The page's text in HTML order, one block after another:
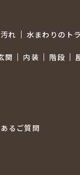
れ
水まわりのト
関 内装 階段
るご質問